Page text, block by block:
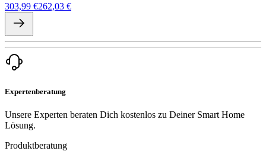
303,99 €262,03 €
Expertenberatung
Unsere Experten beraten Dich kostenlos zu Deiner Smart Home
Lösung.
Produktberatung